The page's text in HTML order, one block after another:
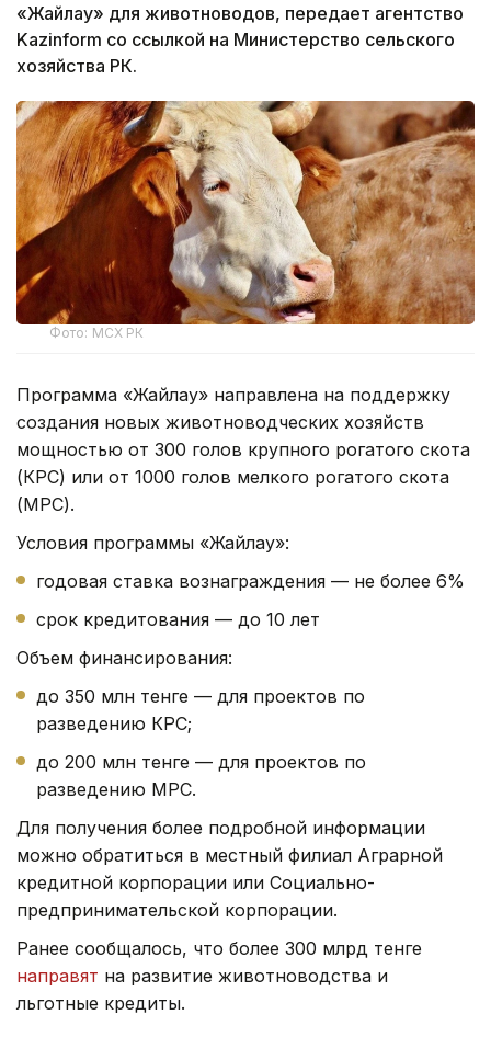
«Жайлау» для животноводов, передает агентство
Kazinform со ссылкой на Министерство сельского
хозяйства РК.
Фото: МСХ РК
Программа «Жайлау» направлена на поддержку
создания новых животноводческих хозяйств
мощностью от 300 голов крупного рогатого скота
(КРС) или от 1000 голов мелкого рогатого скота
(МРС).
Условия программы «Жайлау»:
годовая ставка вознаграждения — не более 6%
срок кредитования — до 10 лет
Объем финансирования:
до 350 млн тенге — для проектов по
разведению КРС;
до 200 млн тенге — для проектов по
разведению МРС.
Для получения более подробной информации
можно обратиться в местный филиал Аграрной
кредитной корпорации или Социально-
предпринимательской корпорации.
Ранее сообщалось, что более 300 млрд тенге
направят на развитие животноводства и
льготные кредиты.